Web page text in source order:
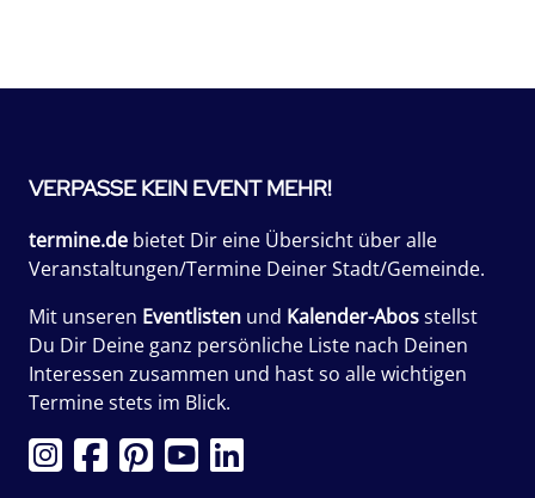
VERPASSE KEIN EVENT MEHR!
termine.de bietet Dir eine Übersicht über alle
Veranstaltungen/Termine Deiner Stadt/Gemeinde.
Mit unseren Eventlisten und Kalender-Abosstellst
Du Dir Deine ganz persönliche Liste nach Deinen
Interessen zusammen und hast so alle wichtigen
Termine stets im Blick.